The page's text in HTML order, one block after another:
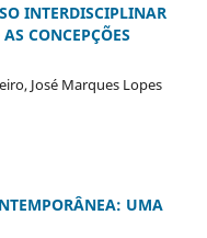
INTERDISCIPLINAR
CONCEPÇÕES
José Marques Lopes
UMA